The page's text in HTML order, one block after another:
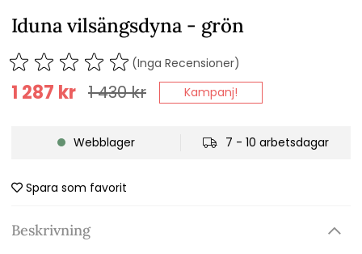
Iduna vilsängsdyna - grön
(Inga Recensioner)
1 430kr
1 287 kr Kampanj!
Webblager 7 - 10 arbetsdagar
Spara som favorit
Beskrivning